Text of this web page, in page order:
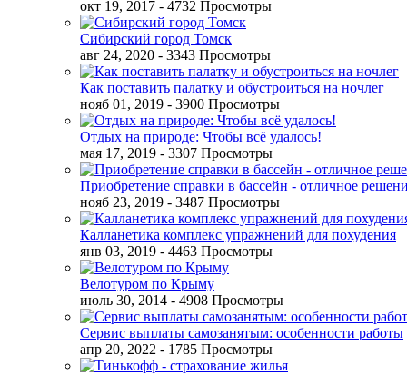
окт 19, 2017 - 4732 Просмотры
Сибирский город Томск
авг 24, 2020 - 3343 Просмотры
Как поставить палатку и обустроиться на ночлег
нояб 01, 2019 - 3900 Просмотры
Отдых на природе: Чтобы всё удалось!
мая 17, 2019 - 3307 Просмотры
Приобретение справки в бассейн - отличное
нояб 23, 2019 - 3487 Просмотры
Калланетика комплекс упражнений для похудения
янв 03, 2019 - 4463 Просмотры
Велотуром по Крыму
июль 30, 2014 - 4908 Просмотры
Сервис выплаты самозанятым: особенности работы
апр 20, 2022 - 1785 Просмотры